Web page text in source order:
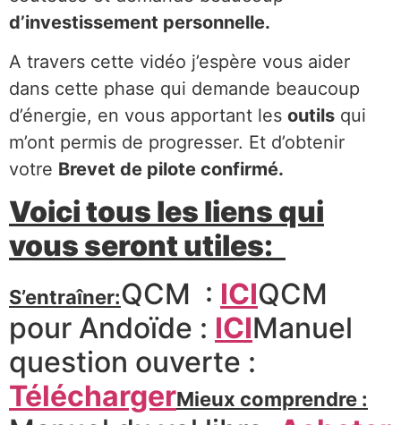
d’investissement personnelle.
A travers cette vidéo j’espère vous aider
dans cette phase qui demande beaucoup
d’énergie, en vous apportant les outils qui
m’ont permis de progresser. Et d’obtenir
votre Brevet de pilote confirmé.
Voici tous les liens qui
vous seront utiles:
S’entraîner:QCM : ICIQCM
pour Andoïde : ICIManuel
question ouverte :
TéléchargerMieux comprendre :